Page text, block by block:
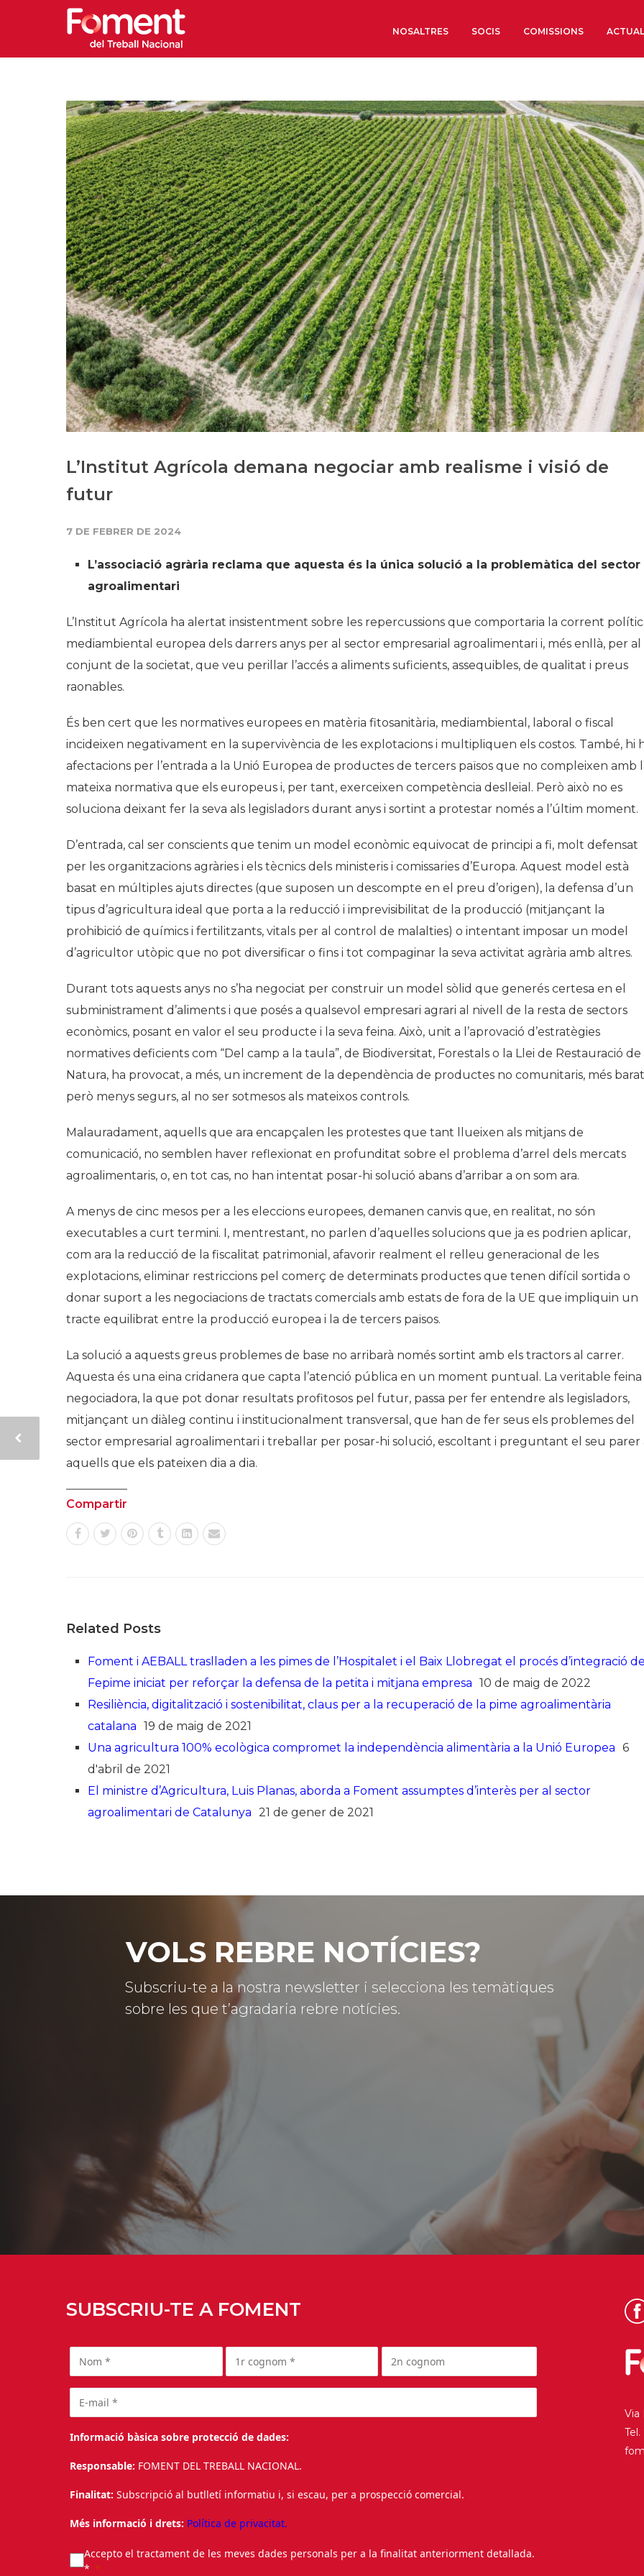
NOSALTRES
Òrgans de Govern
Òrgans Consultius
Estructura Executiva
Institut d’Estudis
Societat Barcelonesa
Econòmics i Socials
Organitzacions
Organitzacions
Coneix més
Història
Galeria de Presidents
Biblioteca Arxiu
Seu Social
SOCIS COMISSIONS
L’Institut Agrícola demana negociar amb realisme i visió de
futur
7 DE FEBRER DE 2024
L’associació agrària reclama que aquesta és la única solució a la problemàtica del sector
agroalimentari
L’Institut Agrícola ha alertat insistentment sobre les repercussions que comportaria la corrent
mediambiental europea dels darrers anys per al sector empresarial agroalimentari i, més enllà, per al
conjunt de la societat, que veu perillar l’accés a aliments suficients, assequibles, de qualitat i preus
raonables.
És ben cert que les normatives europees en matèria fitosanitària, mediambiental, laboral o fiscal
incideixen negativament en la supervivència de les explotacions i multipliquen els costos. També, hi
afectacions per l’entrada a la Unió Europea de productes de tercers països que no compleixen amb
mateixa normativa que els europeus i, per tant, exerceixen competència deslleial. Però això no es
soluciona deixant fer la seva als legisladors durant anys i sortint a protestar només a l’últim moment.
D’entrada, cal ser conscients que tenim un model econòmic equivocat de principi a fi, molt defensat
per les organitzacions agràries i els tècnics dels ministeris i comissaries d’Europa. Aquest model està
basat en múltiples ajuts directes (que suposen un descompte en el preu d’origen), la defensa d’un
tipus d’agricultura ideal que porta a la reducció i imprevisibilitat de la producció (mitjançant la
prohibició de químics i fertilitzants, vitals per al control de malalties) o intentant imposar un model
d’agricultor utòpic que no pot diversificar o fins i tot compaginar la seva activitat agrària amb altres.
Durant tots aquests anys no s’ha negociat per construir un model sòlid que generés certesa en el
subministrament d’aliments i que posés a qualsevol empresari agrari al nivell de la resta de sectors
econòmics, posant en valor el seu producte i la seva feina. Això, unit a l’aprovació d’estratègies
normatives deficients com “Del camp a la taula”, de Biodiversitat, Forestals o la Llei de Restauració de
Natura, ha provocat, a més, un increment de la dependència de productes no comunitaris, més
però menys segurs, al no ser sotmesos als mateixos controls.
Malauradament, aquells que ara encapçalen les protestes que tant llueixen als mitjans de
comunicació, no semblen haver reflexionat en profunditat sobre el problema d’arrel dels mercats
agroalimentaris, o, en tot cas, no han intentat posar-hi solució abans d’arribar a on som ara.
A menys de cinc mesos per a les eleccions europees, demanen canvis que, en realitat, no són
executables a curt termini. I, mentrestant, no parlen d’aquelles solucions que ja es podrien aplicar,
com ara la reducció de la fiscalitat patrimonial, afavorir realment el relleu generacional de les
explotacions, eliminar restriccions pel comerç de determinats productes que tenen difícil sortida o
donar suport a les negociacions de tractats comercials amb estats de fora de la UE que impliquin un
tracte equilibrat entre la producció europea i la de tercers països.
La solució a aquests greus problemes de base no arribarà només sortint amb els tractors al carrer.
Aquesta és una eina cridanera que capta l’atenció pública en un moment puntual. La veritable feina
negociadora, la que pot donar resultats profitosos pel futur, passa per fer entendre als legisladors,
mitjançant un diàleg continu i institucionalment transversal, que han de fer seus els problemes del
sector empresarial agroalimentari i treballar per posar-hi solució, escoltant i preguntant el seu parer
aquells que els pateixen dia a dia.
Compartir
Related Posts
Foment i AEBALL traslladen a les pimes de l’Hospitalet i el Baix Llobregat el procés d’integració
Fepime iniciat per reforçar la defensa de la petita i mitjana empresa 10 de maig de 2022
Resiliència, digitalització i sostenibilitat, claus per a la recuperació de la pime agroalimentària
catalana 19 de maig de 2021
Una agricultura 100% ecològica compromet la independència alimentària a la Unió Europea 6
d'abril de 2021
El ministre d’Agricultura, Luis Planas, aborda a Foment assumptes d’interès per al sector
agroalimentari de Catalunya 21 de gener de 2021
VOLS REBRE NOTÍCIES?
Subscriu-te a la nostra newsletter i selecciona les temàtiques
sobre les que t’agradaria rebre notícies.
SUBSCRIU-TE A FOMENT
Informació bàsica sobre protecció de dades:
Responsable: FOMENT DEL TREBALL NACIONAL.
Finalitat: Subscripció al butlletí informatiu i, si escau, per a prospecció comercial.
Més informació i drets: Política de privacitat.
Accepto el tractament de les meves dades personals per a la finalitat anteriorment detallada.
*
Via